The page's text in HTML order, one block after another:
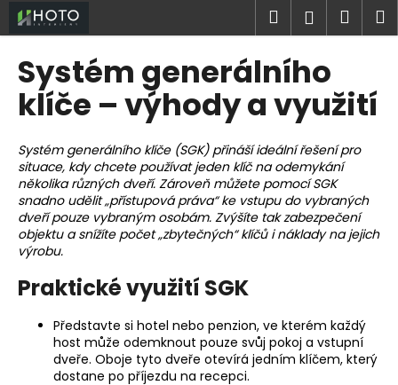
Přejít
obsah
Hledat
Systém generálního
klíče – výhody a využití
Systém generálního klíče (SGK) přináší ideální řešení pro
situace, kdy chcete používat jeden klíč na odemykání
několika různých dveří. Zároveň můžete pomocí SGK
snadno udělit „přístupová práva“ ke vstupu do vybraných
dveří pouze vybraným osobám. Zvýšíte tak zabezpečení
objektu a snížíte počet „zbytečných“ klíčů i náklady na jejich
výrobu.
Praktické využití SGK
Představte si hotel nebo penzion, ve kterém každý
host může odemknout pouze svůj pokoj a vstupní
dveře. Oboje tyto dveře otevírá jedním klíčem, který
dostane po příjezdu na recepci.
o
C
o
p
o
t
ř
e
b
u
j